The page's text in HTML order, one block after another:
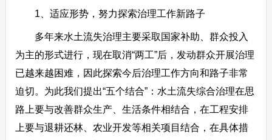
1、适应形势，努力探索治理工作新路子
多年来水土流失治理主要采取国家补助、群众投入
为主的形式进行，现在取消“两工”后，发动群众开展治理
已越来越困难，因此探索今后治理工作方向和路子非常
迫切。为此我们提出“五个结合”：水土流失综合治理在思
路上要与改善群众生产、生活条件相结合，在工程安排
上要与退耕还林、农业开发等相关项目结合，在具体措